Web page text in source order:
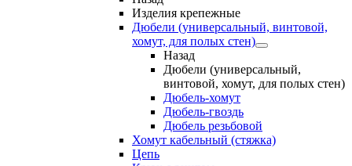
Изделия крепежные
Дюбели (универсальный, винтовой,
хомут, для полых стен)
Назад
Дюбели (универсальный,
винтовой, хомут, для полых стен)
Дюбель-хомут
Дюбель-гвоздь
Дюбель резьбовой
Хомут кабельный (стяжка)
Цепь